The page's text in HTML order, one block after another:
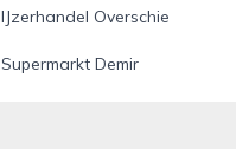
IJzerhandel Overschie
Supermarkt Demir